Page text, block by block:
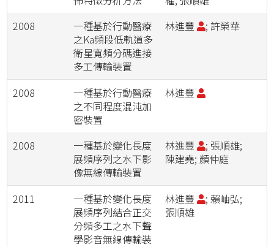
2008
一種基於行動醫療
之Ka頻段低軌道多
衛星寬頻分碼進接
多工傳輸裝置
林進豐 ; 許榮華
2008
一種基於行動醫療
之不同程度混沌加
密裝置
林進豐
2008
一種基於變化長度
展頻序列之水下影
像無線傳輸裝置
林進豐
; 張順雄;
陳建堯; 顏仲庭
2011
一種基於變化長度
展頻序列結合正交
分頻多工之水下聲
學影音無線傳輸裝
林進豐
; 賴岫弘;
張順雄